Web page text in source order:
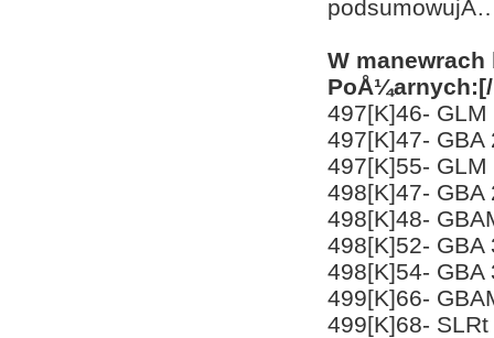
W manewrach
497[K]46-
497[K]47-
497[K]55-
498[K]47-
498[K]48-
498[K]52- GBA
498[K]54- GBA
499[K]66-
499[K]68-